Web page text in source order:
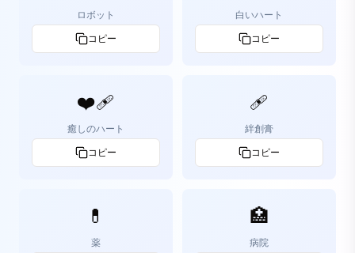
ロボット
コピー
白いハート
コピー
❤️‍🩹
癒しのハート
コピー
🩹
絆創膏
コピー
💊
薬
🏥
病院